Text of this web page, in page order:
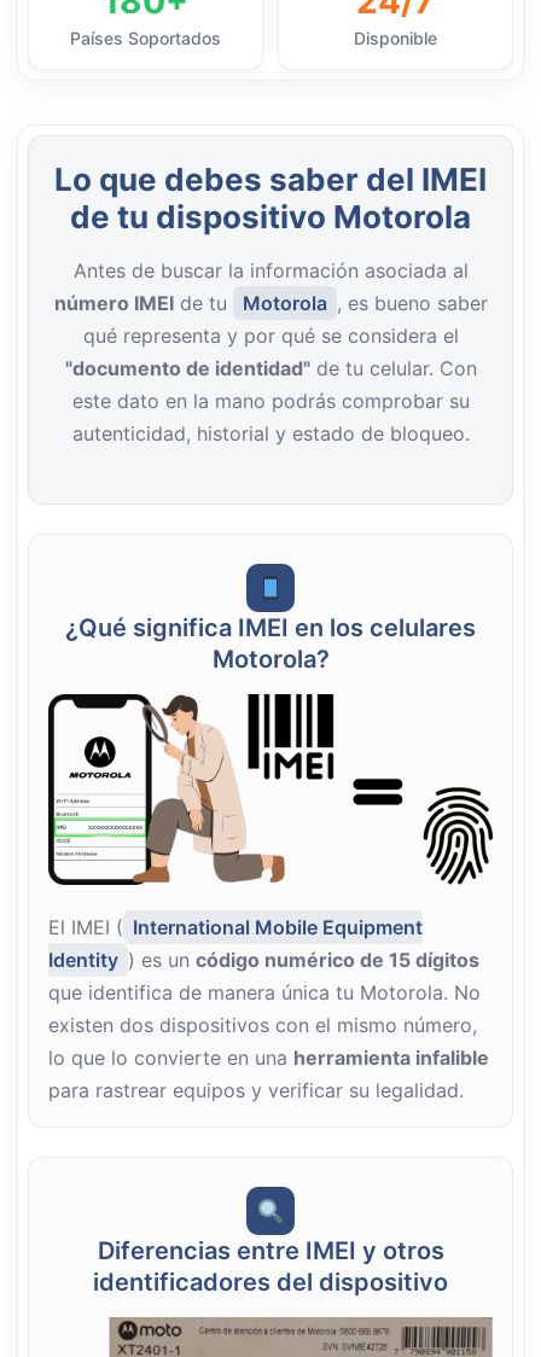
Países Soportados Disponible
Lo que debes saber del IMEI
de tu dispositivo Motorola
Antes de buscar la información asociada al
número IMEIde tu Motorola , es bueno saber
qué representa y por qué se considera el
"documento de identidad"de tu celular. Con
este dato en la mano podrás comprobar su
autenticidad, historial y estado de bloqueo.
¿Qué significa IMEI en los celulares
Motorola?
El IMEI ( International Mobile Equipment
Identity ) es un código numérico de 15 dígitos
que identifica de manera única tu Motorola. No
existen dos dispositivos con el mismo número,
lo que lo convierte en una herramienta infalible
para rastrear equipos y verificar su legalidad.
Diferencias entre IMEI y otros
identificadores del dispositivo